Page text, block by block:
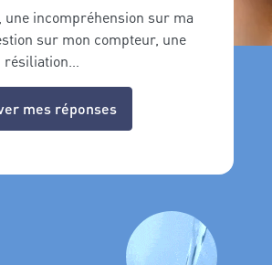
une incompréhension sur ma
sur mon compteur, une
résiliation…
mes réponses